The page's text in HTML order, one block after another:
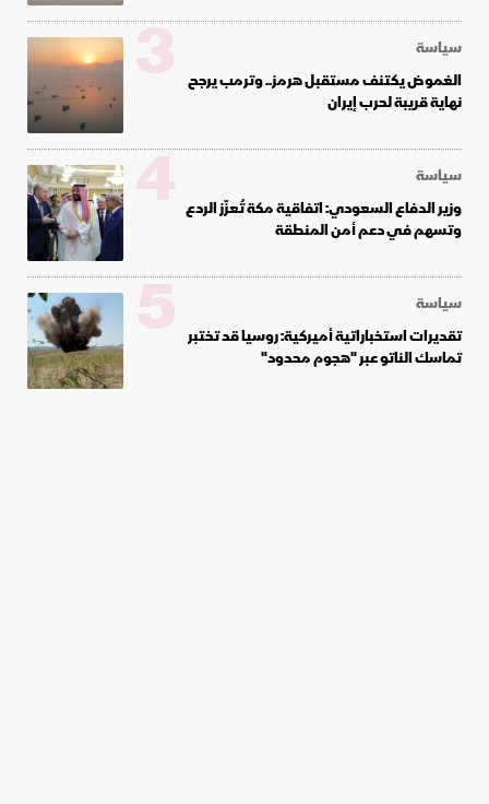
سياسة
الغموض يكتنف مستقبل هرمز.. وترمب يرجح
نهاية قريبة لحرب إيران
3
سياسة
وزير الدفاع السعودي: اتفاقية مكة تُعزّز الردع
وتسهم في دعم أمن المنطقة
4
سياسة
تقديرات استخباراتية أميركية: روسيا قد تختبر
تماسك الناتو عبر "هجوم محدود"
5